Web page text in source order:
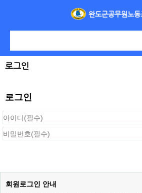
완도군공무원노동
로그인
로그인
회원로그인 안내